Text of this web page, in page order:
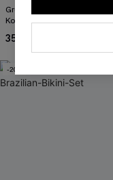
Grünes Triangel-Bikini-Set mit
Kontrastdetail
35,00 €
-20%